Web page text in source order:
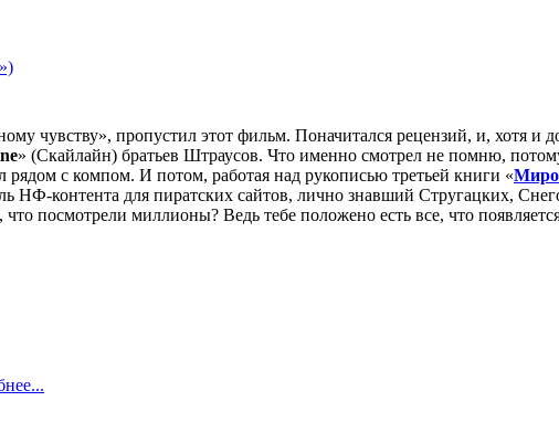
чувству», пропустил этот фильм. Поначитался рецензий, и, хотя и
» (Скайлайн) братьев Штраусов. Что именно смотрел не помню,
с компом. И потом, работая над рукописью третьей книги «
НФ-контента для пиратских сайтов, лично знавший Стругацких,
посмотрели миллионы? Ведь тебе положено есть все, что